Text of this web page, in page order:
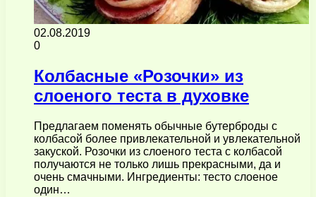
02.08.2019
0
Колбасные «Розочки» из
слоеного теста в духовке
Предлагаем поменять обычные бутерброды с
колбасой более привлекательной и увлекательной
закуской. Розочки из слоеного теста с колбасой
получаются не только лишь прекрасными, да и
очень смачными. Ингредиенты: тесто слоеное
один…